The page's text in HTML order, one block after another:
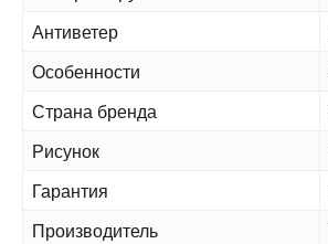
Антиветер
Особенности
Страна бренда
Рисунок
Гарантия
Производитель